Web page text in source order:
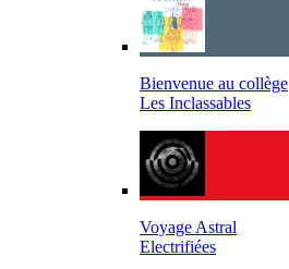
Bienvenue au collège
Les Inclassables
Voyage Astral
Electrifiées